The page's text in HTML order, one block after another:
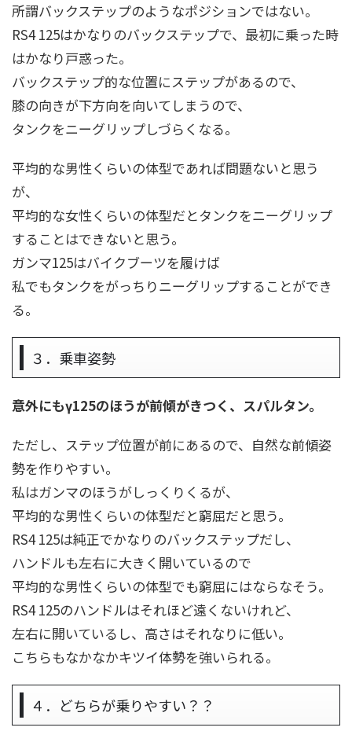
所謂バックステップのようなポジションではない。
RS4 125はかなりのバックステップで、最初に乗った時
はかなり戸惑った。
バックステップ的な位置にステップがあるので、
膝の向きが下方向を向いてしまうので、
タンクをニーグリップしづらくなる。
平均的な男性くらいの体型であれば問題ないと思う
が、
平均的な女性くらいの体型だとタンクをニーグリップ
することはできないと思う。
ガンマ125はバイクブーツを履けば
私でもタンクをがっちりニーグリップすることができ
る。
３．乗車姿勢
意外にもγ125のほうが前傾がきつく、スパルタン。
ただし、ステップ位置が前にあるので、自然な前傾姿
勢を作りやすい。
私はガンマのほうがしっくりくるが、
平均的な男性くらいの体型だと窮屈だと思う。
RS4 125は純正でかなりのバックステップだし、
ハンドルも左右に大きく開いているので
平均的な男性くらいの体型でも窮屈にはならなそう。
RS4 125のハンドルはそれほど遠くないけれど、
左右に開いているし、高さはそれなりに低い。
こちらもなかなかキツイ体勢を強いられる。
４．どちらが乗りやすい？？